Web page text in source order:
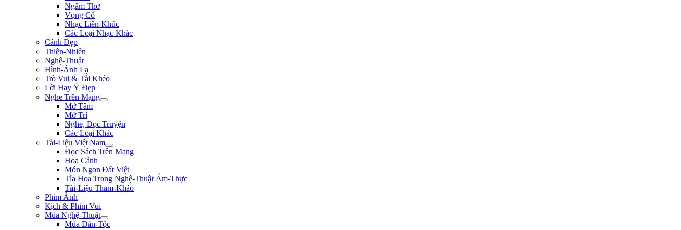
Ngâm Thơ
Vọng Cổ
Nhạc Liên-Khúc
Các Loại Nhạc Khác
Cảnh Đẹp
Thiên-Nhiên
Nghệ-Thuật
Hình-Ảnh Lạ
Trò Vui & Tài Khéo
Lời Hay Ý Đẹp
Nghe Trên Mạng
Mở Tâm
Mở Trí
Nghe, Đọc Truyện
Các Loại Khác
Tài-Liệu Việt Nam
Đọc Sách Trên Mạng
Hoa Cảnh
Món Ngon Đất Việt
Tỉa Hoa Trong Nghệ-Thuật Ẩm-Thực
Tài-Liệu Tham-Khảo
Phim Ảnh
Kịch & Phim Vui
Múa Nghệ-Thuật
Múa Dân-Tộc